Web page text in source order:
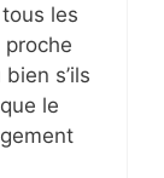
les
s’ils
le